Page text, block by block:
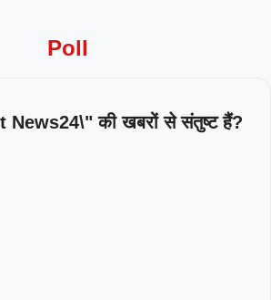
Poll
की खबरों से संतुष्ट हैं?